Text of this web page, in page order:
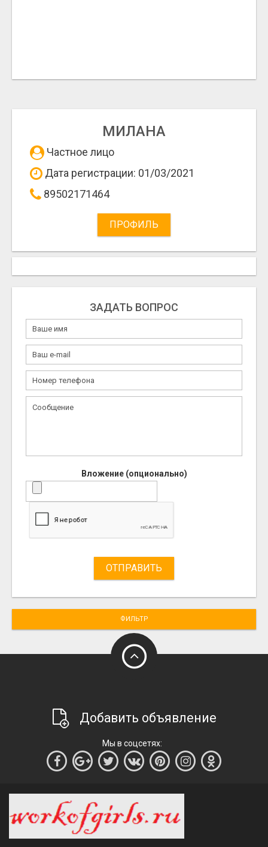
МИЛАНА
Частное лицо
Дата регистрации: 01/03/2021
89502171464
ПРОФИЛЬ
ЗАДАТЬ ВОПРОС
Вложение (опционально)
ОТПРАВИТЬ
ФИЛЬТР
Добавить объявление
Мы в соцсетях: